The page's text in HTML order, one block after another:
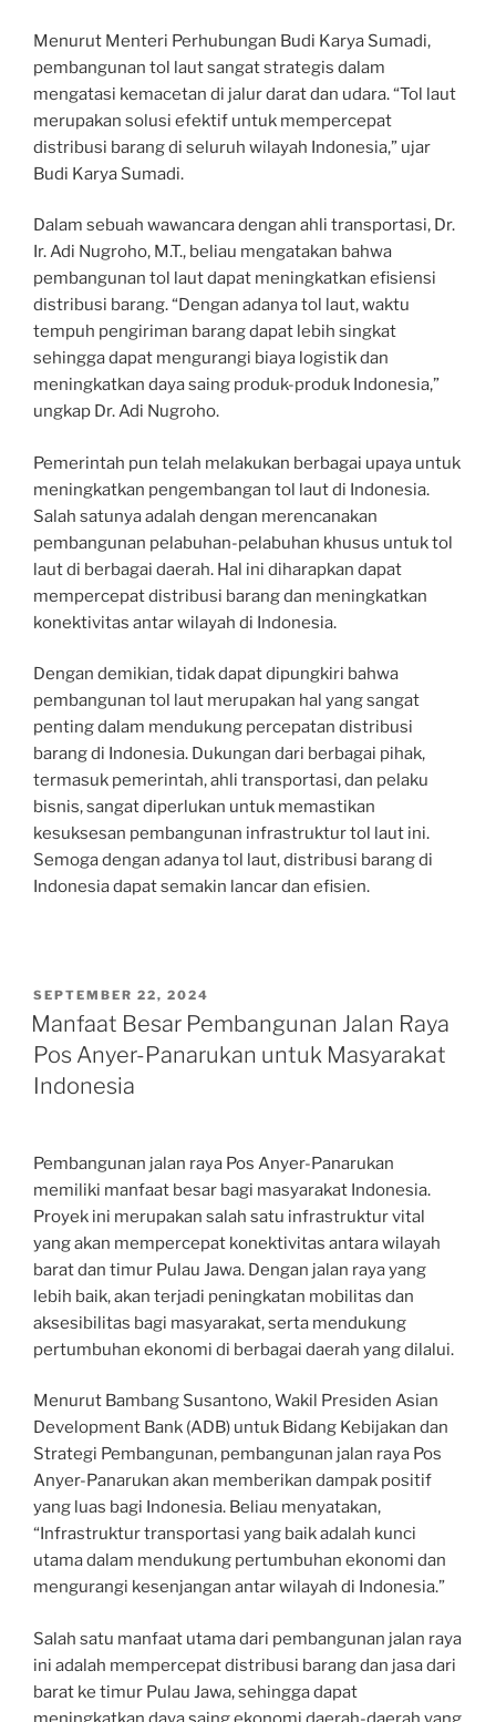
Menurut Menteri Perhubungan Budi Karya Sumadi,
pembangunan tol laut sangat strategis dalam
mengatasi kemacetan di jalur darat dan udara. “Tol laut
merupakan solusi efektif untuk mempercepat
distribusi barang di seluruh wilayah Indonesia,” ujar
Budi Karya Sumadi.
Dalam sebuah wawancara dengan ahli transportasi, Dr.
Ir. Adi Nugroho, M.T., beliau mengatakan bahwa
pembangunan tol laut dapat meningkatkan efisiensi
distribusi barang. “Dengan adanya tol laut, waktu
tempuh pengiriman barang dapat lebih singkat
sehingga dapat mengurangi biaya logistik dan
meningkatkan daya saing produk-produk Indonesia,”
ungkap Dr. Adi Nugroho.
Pemerintah pun telah melakukan berbagai upaya untuk
meningkatkan pengembangan tol laut di Indonesia.
Salah satunya adalah dengan merencanakan
pembangunan pelabuhan-pelabuhan khusus untuk tol
laut di berbagai daerah. Hal ini diharapkan dapat
mempercepat distribusi barang dan meningkatkan
konektivitas antar wilayah di Indonesia.
Dengan demikian, tidak dapat dipungkiri bahwa
pembangunan tol laut merupakan hal yang sangat
penting dalam mendukung percepatan distribusi
barang di Indonesia. Dukungan dari berbagai pihak,
termasuk pemerintah, ahli transportasi, dan pelaku
bisnis, sangat diperlukan untuk memastikan
kesuksesan pembangunan infrastruktur tol laut ini.
Semoga dengan adanya tol laut, distribusi barang di
Indonesia dapat semakin lancar dan efisien.
POSTED
ON
SEPTEMBER 22, 2024
Manfaat Besar Pembangunan Jalan Raya
Pos Anyer-Panarukan untuk Masyarakat
Indonesia
Pembangunan jalan raya Pos Anyer-Panarukan
memiliki manfaat besar bagi masyarakat Indonesia.
Proyek ini merupakan salah satu infrastruktur vital
yang akan mempercepat konektivitas antara wilayah
barat dan timur Pulau Jawa. Dengan jalan raya yang
lebih baik, akan terjadi peningkatan mobilitas dan
aksesibilitas bagi masyarakat, serta mendukung
pertumbuhan ekonomi di berbagai daerah yang dilalui.
Menurut Bambang Susantono, Wakil Presiden Asian
Development Bank (ADB) untuk Bidang Kebijakan dan
Strategi Pembangunan, pembangunan jalan raya Pos
Anyer-Panarukan akan memberikan dampak positif
yang luas bagi Indonesia. Beliau menyatakan,
“Infrastruktur transportasi yang baik adalah kunci
utama dalam mendukung pertumbuhan ekonomi dan
mengurangi kesenjangan antar wilayah di Indonesia.”
Salah satu manfaat utama dari pembangunan jalan raya
ini adalah mempercepat distribusi barang dan jasa dari
barat ke timur Pulau Jawa, sehingga dapat